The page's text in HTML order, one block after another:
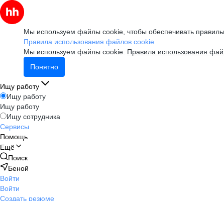
Мы используем файлы cookie, чтобы обеспечивать
Правила использования файлов cookie
Мы используем файлы cookie. Правила использования
Понятно
Ищу работу
Ищу работу
Ищу работу
Ищу сотрудника
Сервисы
Помощь
Ещё
Поиск
Беной
Войти
Войти
Создать резюме